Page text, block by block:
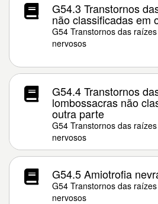
G54.3 Transtornos
não classificadas em
G54 Transtornos das
nervosos
G54.4 Transtornos
lombossacras não
outra parte
G54 Transtornos das
nervosos
G54.5 Amiotrofia
G54 Transtornos das
nervosos